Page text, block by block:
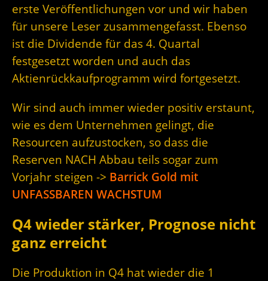
erste Veröffentlichungen vor und wir haben
für unsere Leser zusammengefasst. Ebenso
ist die Dividende für das 4. Quartal
festgesetzt worden und auch das
Aktienrückkaufprogramm wird fortgesetzt.
Wir sind auch immer wieder positiv erstaunt,
wie es dem Unternehmen gelingt, die
Resourcen aufzustocken, so dass die
Reserven NACH Abbau teils sogar zum
Vorjahr steigen -> Barrick Gold mit
UNFASSBAREN WACHSTUM
Q4 wieder stärker, Prognose nicht
ganz erreicht
Die Produktion in Q4 hat wieder die 1